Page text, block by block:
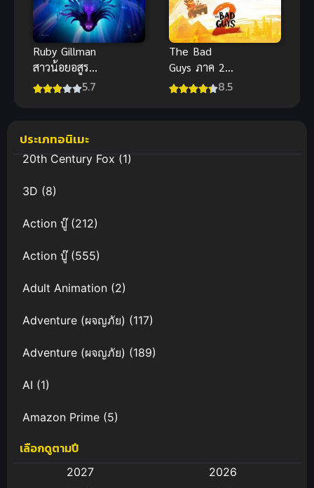
Ruby Gillman
สาวน้อยอสูร
ทะเล พากย์
รักผจญภัยใต้
สมุทร
5.7
The Bad
Guys ภาค 2
วายร้ายพันธุ์ดี
8.5
ประเภทอนิเมะ
20th Century Fox(1)
3D (8)
Action บู๊(212)
Action บู๊(555)
Adult Animation (2)
Adventure (ผจญภัย) (117)
Adventure (ผจญภัย) (189)
AI (1)
Amazon Prime (5)
Anal (ประตูหลัง)
เลือกดูตามปี
2027
2026